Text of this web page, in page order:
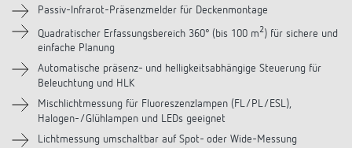
Downloads
Zubehör
Ähnliche Produkte
Passiv-Infrarot-Präsenzmelder für Deckenmontage
Quadratischer Erfassungsbereich 360° (bis 100 m2) für sichere und
einfache Planung
Automatische präsenz- und helligkeitsabhängige Steuerung für
Beleuchtung und HLK
Mischlichtmessung für Fluoreszenzlampen (FL/PL/ESL),
Halogen-/Glühlampen und LEDs geeignet
Lichtmessung umschaltbar auf Spot- oder Wide-Messung